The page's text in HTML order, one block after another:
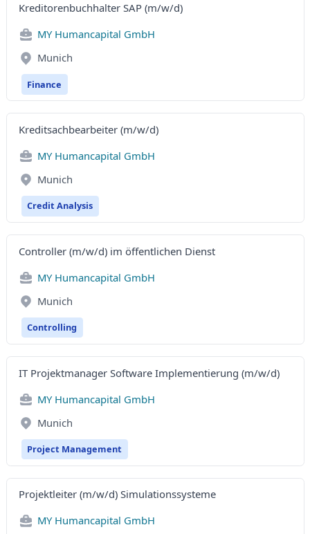
Kreditorenbuchhalter SAP (m/w/d)
MY Humancapital GmbH
Munich
Finance
Kreditsachbearbeiter (m/w/d)
MY Humancapital GmbH
Munich
Credit Analysis
Controller (m/w/d) im öffentlichen Dienst
MY Humancapital GmbH
Munich
Controlling
IT Projektmanager Software Implementierung (m/w/d)
MY Humancapital GmbH
Munich
Project Management
Projektleiter (m/w/d) Simulationssysteme
MY Humancapital GmbH